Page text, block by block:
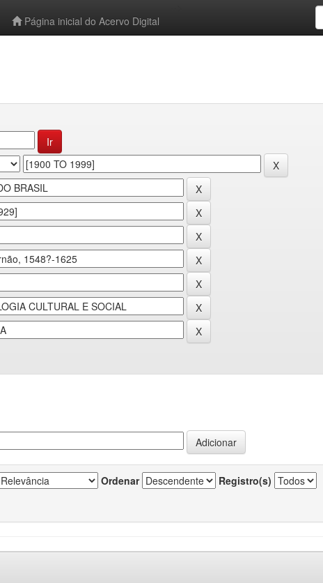
Página inicial do Acervo Digital
Ordenar Registro(s)